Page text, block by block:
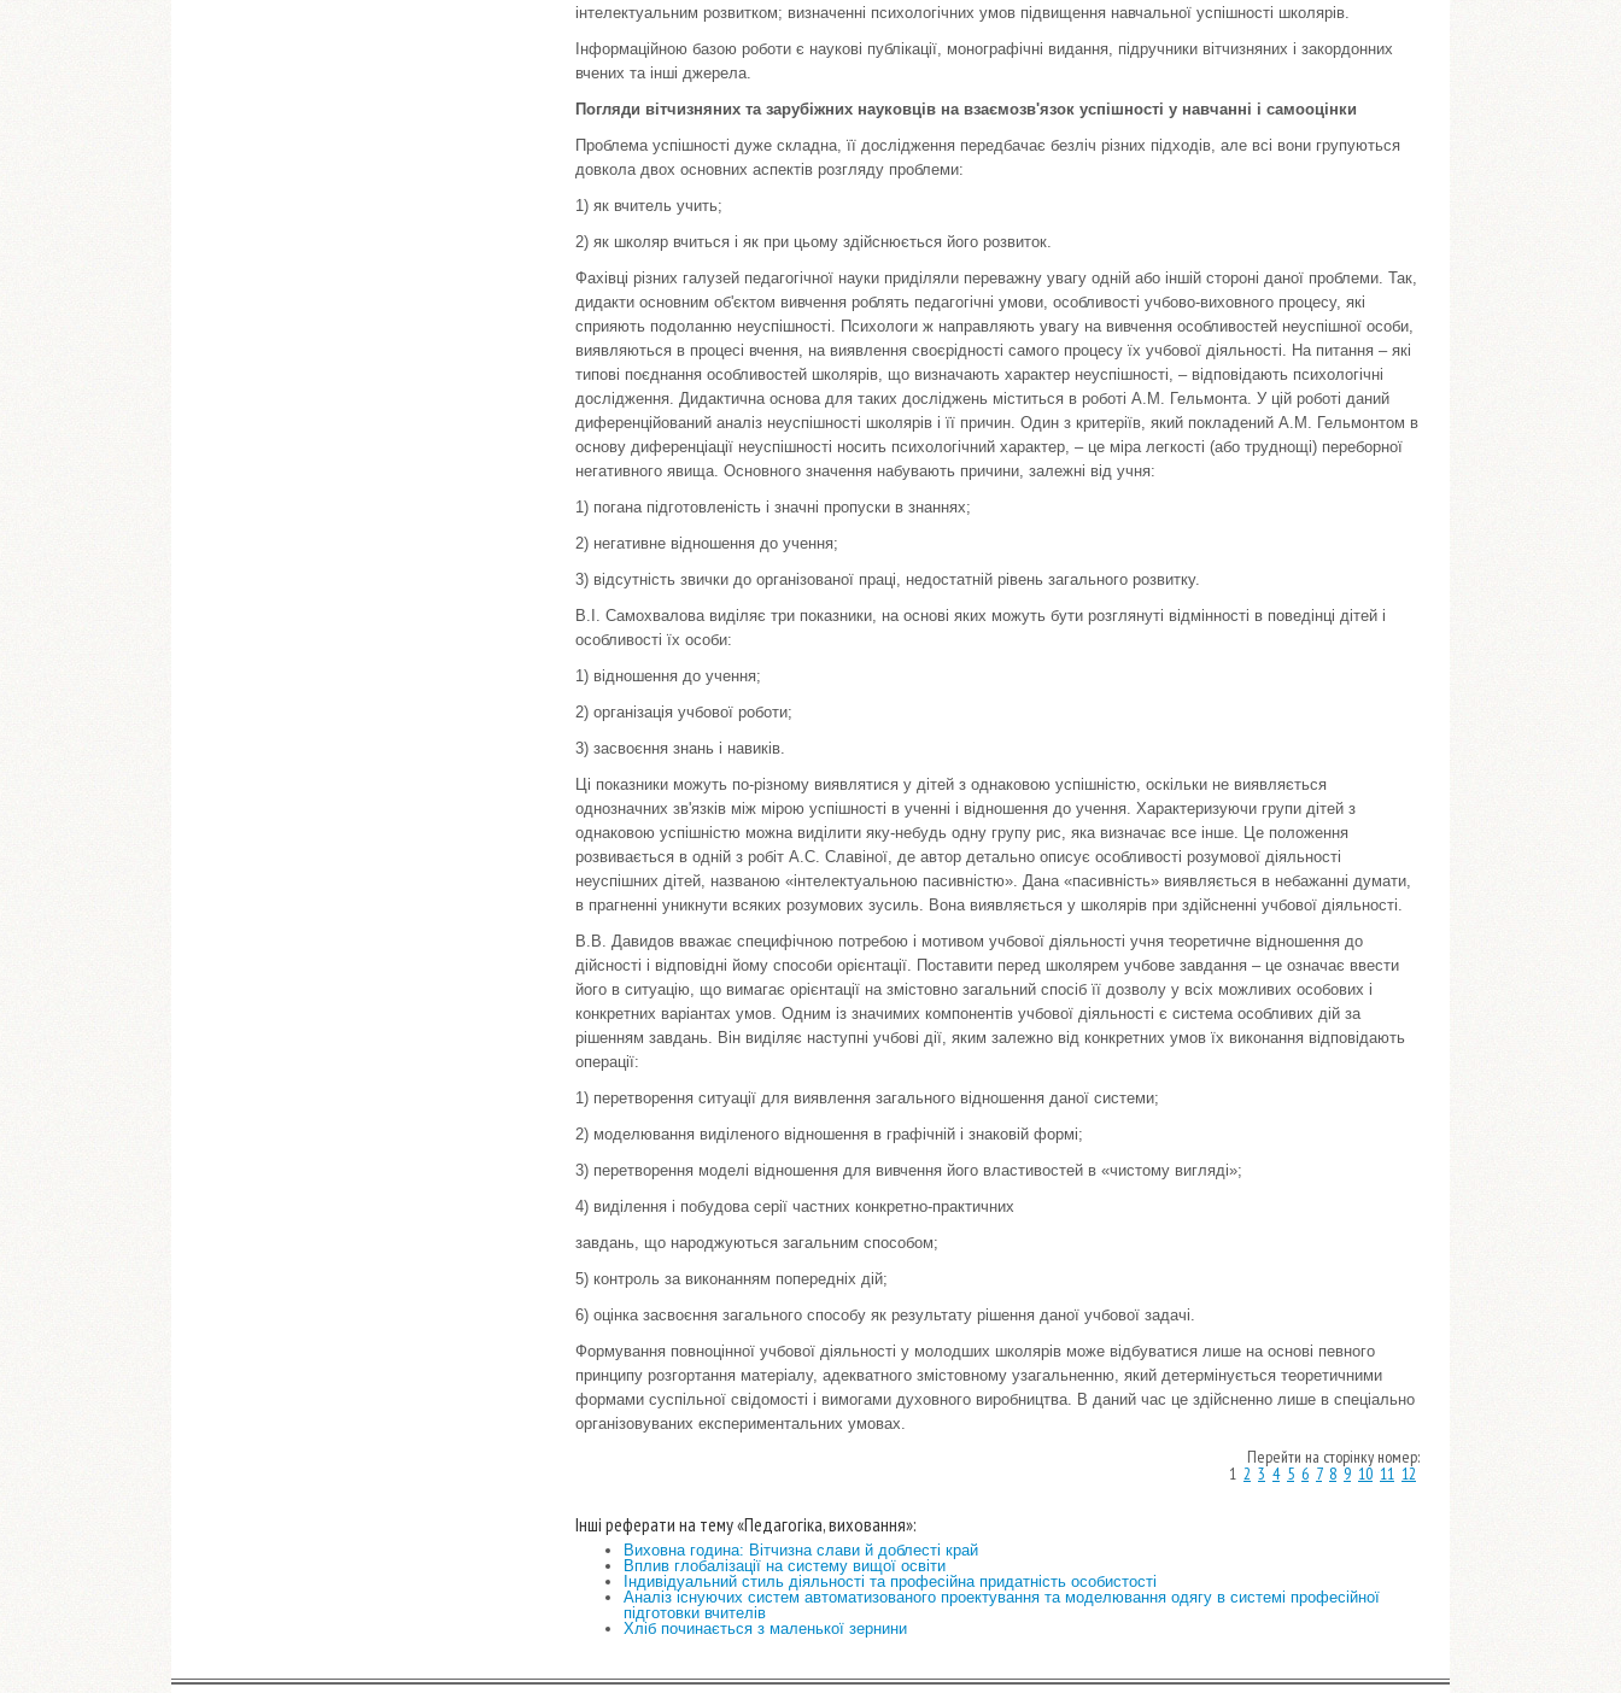
інтелектуальним розвитком; визначенні психологічних умов підвищення навчальної успішності школярів.
Інформаційною базою роботи є наукові публікації, монографічні видання, підручники вітчизняних і закордонних
вчених та інші джерела.
Погляди вітчизняних та зарубіжних науковців на взаємозв'язок успішності у навчанні і самооцінки
Проблема успішності дуже складна, її дослідження передбачає безліч різних підходів, але всі вони групуються
довкола двох основних аспектів розгляду проблеми:
1) як вчитель учить;
2) як школяр вчиться і як при цьому здійснюється його розвиток.
Фахівці різних галузей педагогічної науки приділяли переважну увагу одній або іншій стороні даної проблеми. Так,
дидакти основним об'єктом вивчення роблять педагогічні умови, особливості учбово-виховного процесу, які
сприяють подоланню неуспішності. Психологи ж направляють увагу на вивчення особливостей неуспішної особи,
виявляються в процесі вчення, на виявлення своєрідності самого процесу їх учбової діяльності. На питання – які
типові поєднання особливостей школярів, що визначають характер неуспішності, – відповідають психологічні
дослідження. Дидактична основа для таких досліджень міститься в роботі А.М. Гельмонта. У цій роботі даний
диференційований аналіз неуспішності школярів і її причин. Один з критеріїв, який покладений А.М. Гельмонтом в
основу диференціації неуспішності носить психологічний характер, – це міра легкості (або труднощі) переборної
негативного явища. Основного значення набувають причини, залежні від учня:
1) погана підготовленість і значні пропуски в знаннях;
2) негативне відношення до учення;
3) відсутність звички до організованої праці, недостатній рівень загального розвитку.
В.І. Самохвалова виділяє три показники, на основі яких можуть бути розглянуті відмінності в поведінці дітей і
особливості їх особи:
1) відношення до учення;
2) організація учбової роботи;
3) засвоєння знань і навиків.
Ці показники можуть по-різному виявлятися у дітей з однаковою успішністю, оскільки не виявляється
однозначних зв'язків між мірою успішності в ученні і відношення до учення. Характеризуючи групи дітей з
однаковою успішністю можна виділити яку-небудь одну групу рис, яка визначає все інше. Це положення
розвивається в одній з робіт А.С. Славіної, де автор детально описує особливості розумової діяльності
неуспішних дітей, названою «інтелектуальною пасивністю». Дана «пасивність» виявляється в небажанні думати,
в прагненні уникнути всяких розумових зусиль. Вона виявляється у школярів при здійсненні учбової діяльності.
В.В. Давидов вважає специфічною потребою і мотивом учбової діяльності учня теоретичне відношення до
дійсності і відповідні йому способи орієнтації. Поставити перед школярем учбове завдання – це означає ввести
його в ситуацію, що вимагає орієнтації на змістовно загальний спосіб її дозволу у всіх можливих особових і
конкретних варіантах умов. Одним із значимих компонентів учбової діяльності є система особливих дій за
рішенням завдань. Він виділяє наступні учбові дії, яким залежно від конкретних умов їх виконання відповідають
операції:
1) перетворення ситуації для виявлення загального відношення даної системи;
2) моделювання виділеного відношення в графічній і знаковій формі;
3) перетворення моделі відношення для вивчення його властивостей в «чистому вигляді»;
4) виділення і побудова серії частних конкретно-практичних
завдань, що народжуються загальним способом;
5) контроль за виконанням попередніх дій;
6) оцінка засвоєння загального способу як результату рішення даної учбової задачі.
Формування повноцінної учбової діяльності у молодших школярів може відбуватися лише на основі певного
принципу розгортання матеріалу, адекватного змістовному узагальненню, який детермінується теоретичними
формами суспільної свідомості і вимогами духовного виробництва. В даний час це здійсненно лише в спеціально
організовуваних експериментальних умовах.
Перейти на сторінку номер:
1 2 3 4 5 6 7 8 9 10 11 12
Інші реферати на тему «Педагогіка, виховання»:
Виховна година: Вітчизна слави й доблесті край
Вплив глобалізації на систему вищої освіти
Індивідуальний стиль діяльності та професійна придатність особистості
Аналіз існуючих систем автоматизованого проектування та моделювання одягу в системі професійної
підготовки вчителів
Хліб починається з маленької зернини